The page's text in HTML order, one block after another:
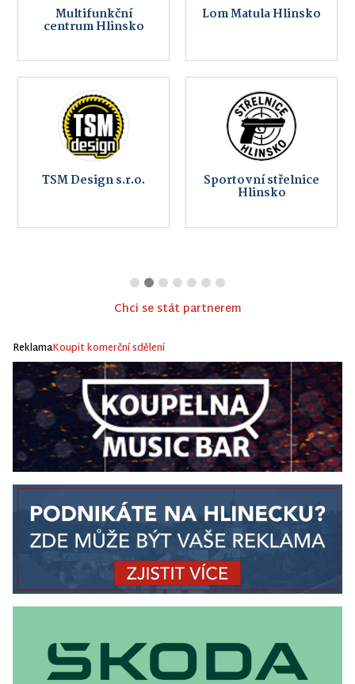
Multifunkční
centrum Hlinsko
Lom Matula Hlinsko
TSM Design s.r.o. Sportovní střelnice
Hlinsko
Chci se stát partnerem
ReklamaKoupit komerční sdělení